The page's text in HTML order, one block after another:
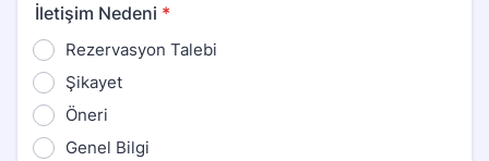
İletişim Nedeni *
Rezervasyon Talebi
Şikayet
Öneri
Genel Bilgi